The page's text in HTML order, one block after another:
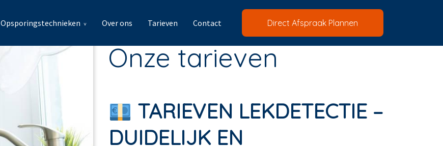
Opsporingstechnieken Over ons Tarieven Contact Direct Afspraak Plannen
Onze tarieven
TARIEVEN LEKDETECTIE –
DUIDELIJK EN